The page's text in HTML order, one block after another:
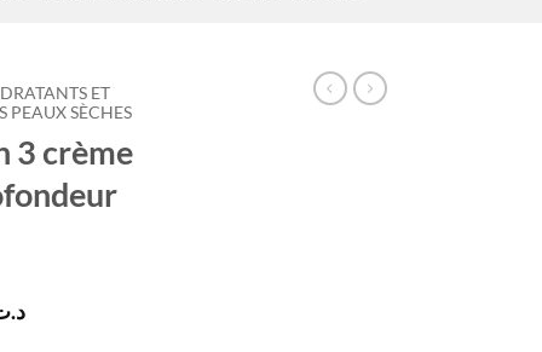
ET
PEAUX SÈCHES
3 crème
Le